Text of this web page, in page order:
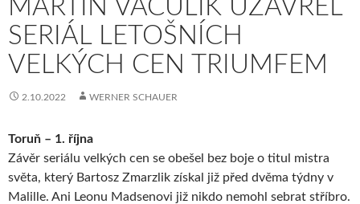
MARTIN VACULÍK UZAVŘEL
SERIÁL LETOŠNÍCH
VELKÝCH CEN TRIUMFEM
2.10.2022 WERNER SCHAUER
Toruň – 1. října
Závěr seriálu velkých cen se obešel bez boje o titul mistra
světa, který Bartosz Zmarzlik získal již před dvěma týdny v
Malille. Ani Leonu Madsenovi již nikdo nemohl sebrat stříbro.